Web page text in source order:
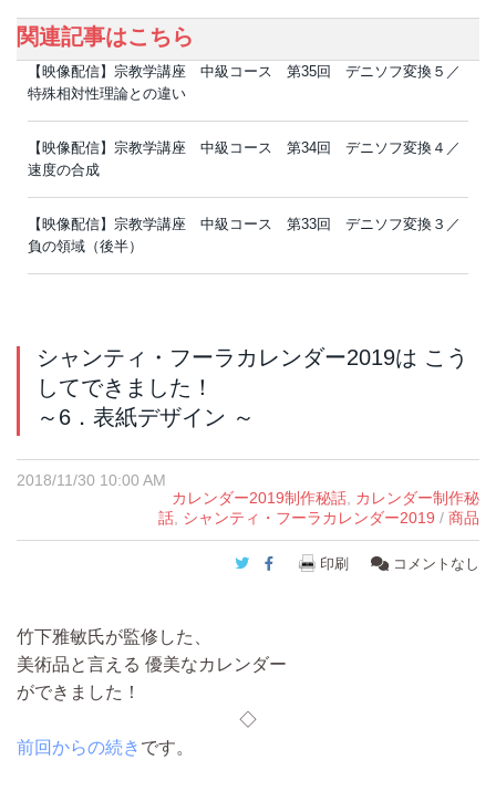
関連記事はこちら
【映像配信】宗教学講座 中級コース 第35回 デニソフ変換５／
特殊相対性理論との違い
【映像配信】宗教学講座 中級コース 第34回 デニソフ変換４／
速度の合成
【映像配信】宗教学講座 中級コース 第33回 デニソフ変換３／
負の領域（後半）
シャンティ・フーラカレンダー2019は こう
してできました！
～6．表紙デザイン ～
2018/11/30 10:00 AM
カレンダー2019制作秘話 カレンダー制作秘
話 シャンティ・フーラカレンダー2019 / 商品
Twitter
Facebook
印刷 コメントなし
竹下雅敏氏が監修した、
美術品と言える 優美なカレンダー
ができました！
◇
前回からの続き です。